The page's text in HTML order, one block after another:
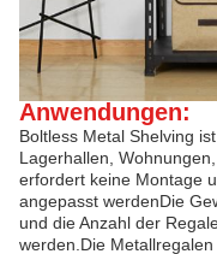
Anwendungen:
Boltless Metal Shelving
Lagerhallen,
erfordert keine Montage
angepasst werdenDie
und die Anzahl der
werden.Die